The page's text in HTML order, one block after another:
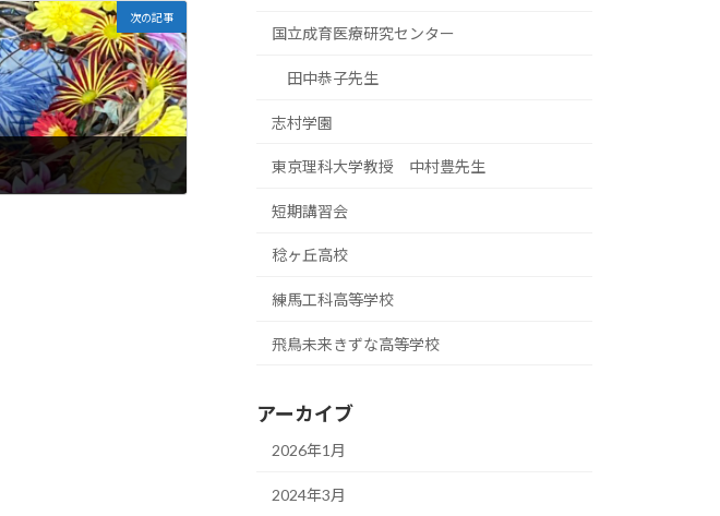
次の記事
国立成育医療研究センター
田中恭子先生
志村学園
東京理科大学教授 中村豊先生
短期講習会
稔ヶ丘高校
練馬工科高等学校
飛鳥未来きずな高等学校
アーカイブ
2026年1月
2024年3月